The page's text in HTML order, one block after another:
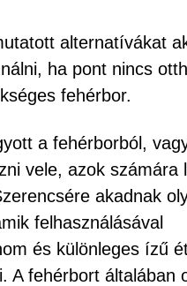
alternatívákat
ha pont nincs
fehérbor.
a fehérborból,
vele, azok számára
akadnak
felhasználásával
és különleges ízű
A fehérbort általában